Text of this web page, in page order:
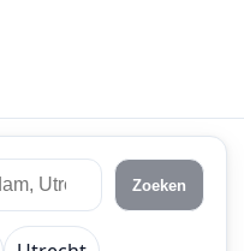
Zoeken